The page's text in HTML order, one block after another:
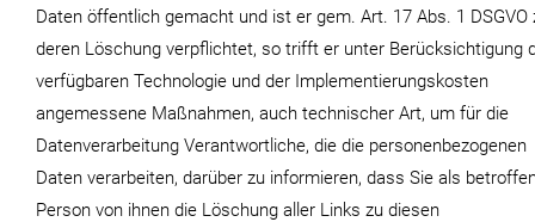
Daten öffentlich gemacht und ist er gem. Art. 17 Abs. 1 DSGVO
deren Löschung verpflichtet, so trifft er unter Berücksichtigung
verfügbaren Technologie und der Implementierungskosten
angemessene Maßnahmen, auch technischer Art, um für die
Datenverarbeitung Verantwortliche, die die personenbezogenen
Daten verarbeiten, darüber zu informieren, dass Sie als
Person von ihnen die Löschung aller Links zu diesen